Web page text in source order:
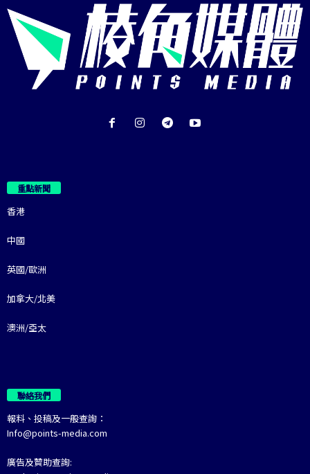
重點新聞
香港
中國
英國/歐洲
加拿大/北美
澳洲/亞太
聯絡我們
報料、投稿及一般查詢：
Info@points-media.com
廣告及贊助查詢: